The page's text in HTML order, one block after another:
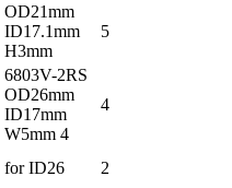
OD21mm
ID17.1mm
H3mm
5
6803V-2RS
OD26mm
ID17mm
W5mm 4
4
for ID26 2